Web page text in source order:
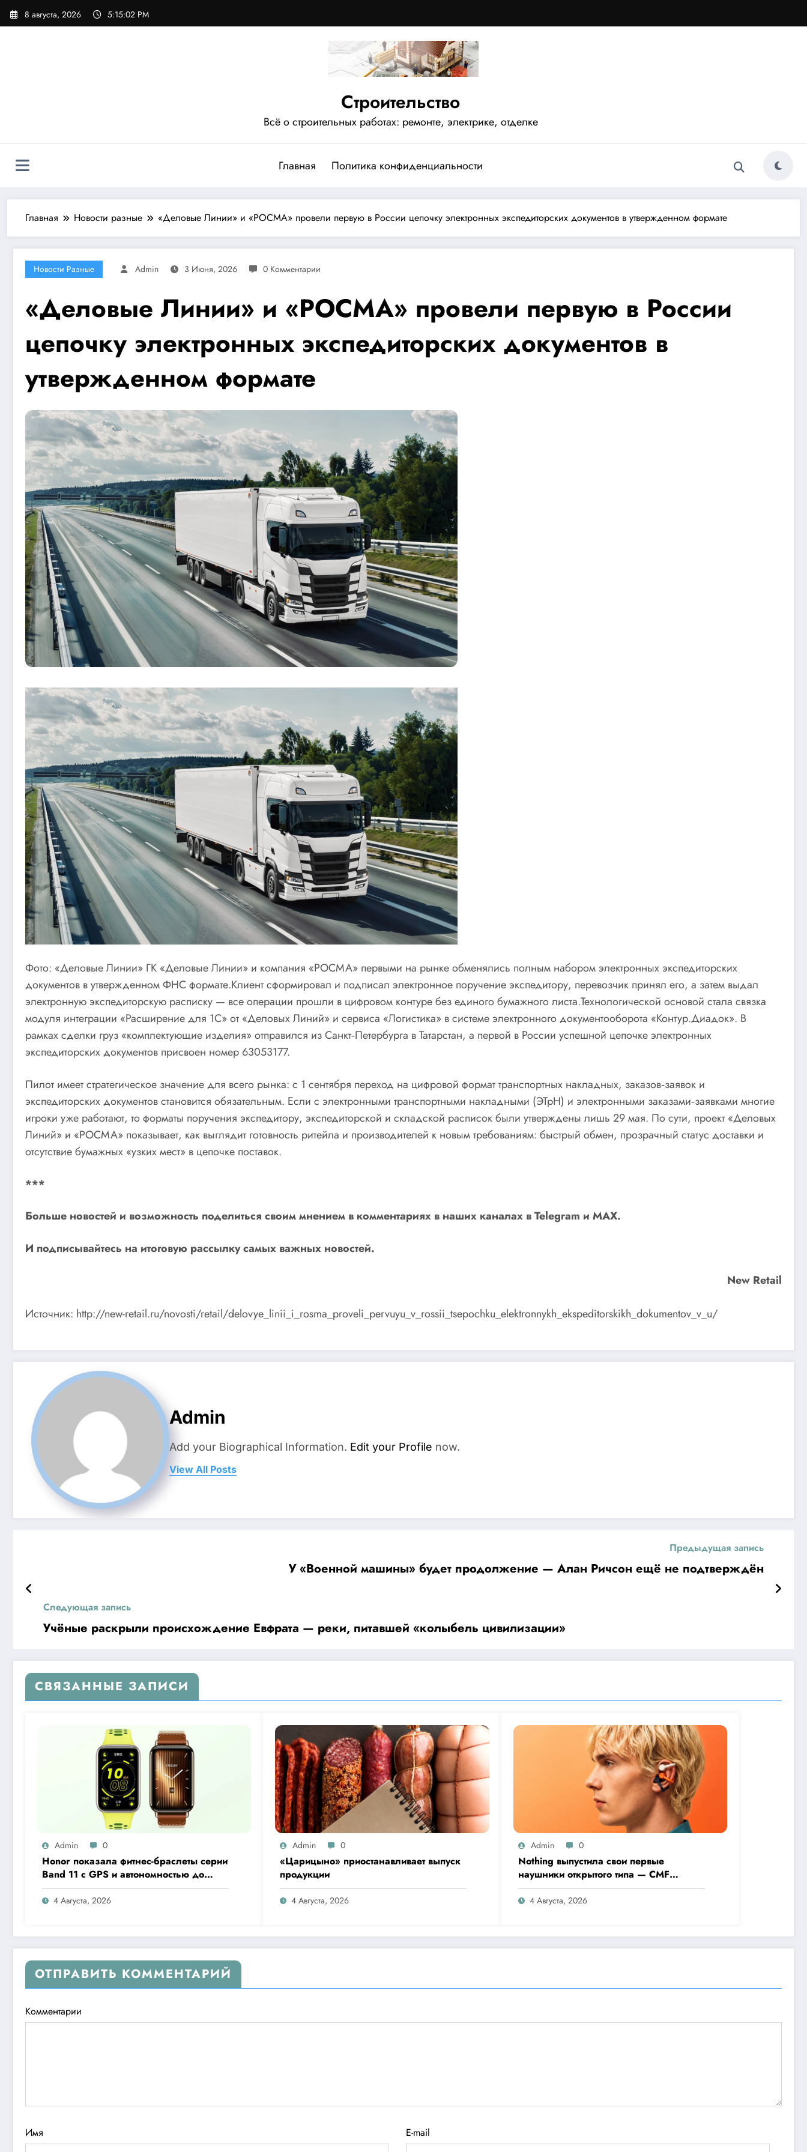
Перейти
8 августа, 2026 5:15:03 PM
Строительство
Всё о строительных работах: ремонте, электрике, отделке
Главная Политика конфиденциальности
Главная Новости разные «Деловые Линии» и «РОСМА» провели первую в России цепочку электронных экспедиторских документов в утвержденном формате
Новости Разные Admin 3 Июня, 2026 0 Комментарии
«Деловые Линии» и «РОСМА» провели первую в России
цепочку электронных экспедиторских документов в
утвержденном формате
Фото: «Деловые Линии» ГК «Деловые Линии» и компания «РОСМА» первыми на рынке обменялись полным набором электронных экспедиторских
документов в утвержденном ФНС формате.Клиент сформировал и подписал электронное поручение экспедитору, перевозчик принял его, а затем выдал
электронную экспедиторскую расписку — все операции прошли в цифровом контуре без единого бумажного листа.Технологической основой стала связка
модуля интеграции «Расширение для 1С» от «Деловых Линий» и сервиса «Логистика» в системе электронного документооборота «Контур.Диадок». В
рамках сделки груз «комплектующие изделия» отправился из Санкт‑Петербурга в Татарстан, а первой в России успешной цепочке электронных
экспедиторских документов присвоен номер 63053177.
Пилот имеет стратегическое значение для всего рынка: с 1 сентября переход на цифровой формат транспортных накладных, заказов‑заявок и
экспедиторских документов становится обязательным. Если с электронными транспортными накладными (ЭТрН) и электронными заказами‑заявками многие
игроки уже работают, то форматы поручения экспедитору, экспедиторской и складской расписок были утверждены лишь 29 мая. По сути, проект «Деловых
Линий» и «РОСМА» показывает, как выглядит готовность ритейла и производителей к новым требованиям: быстрый обмен, прозрачный статус доставки и
отсутствие бумажных «узких мест» в цепочке поставок.
***
Больше новостей и возможность поделиться своим мнением в комментариях в наших каналах вTelegram и MAX.
И подписывайтесь на итоговую рассылку самых важных новостей.
New Retail
Источник: http://new-retail.ru/novosti/retail/delovye_linii_i_rosma_proveli_pervuyu_v_rossii_tsepochku_elektronnykh_ekspeditorskikh_dokumentov_v_u/
Admin
Add your Biographical Information. Edit your Profile now.
View All Posts
Предыдущая запись
У «Военной машины» будет продолжение — Алан Ричсон ещё не подтверждён
Следующая запись
Учёные раскрыли происхождение Евфрата — реки, питавшей «колыбель цивилизации»
СВЯЗАННЫЕ ЗАПИСИ
Admin 0
Honor показала фитнес-браслеты серии
Band 11 с GPS и автономностью до
26 дней
4 Августа, 2026
Admin 0
«Царицыно» приостанавливает выпуск
продукции
4 Августа, 2026
Admin 0
Nothing выпустила свои первые
наушники открытого типа — CMF
Clip Pro
4 Августа, 2026
ОТПРАВИТЬ КОММЕНТАРИЙ
Комментарии
Имя E-mail